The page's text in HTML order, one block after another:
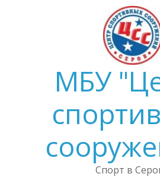
МБУ
Спорт в